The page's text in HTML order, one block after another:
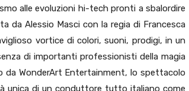
alle evoluzioni hi-tech pronti a sbalordire
da Alessio Masci con la regia di Francesca
vortice di colori, suoni, prodigi, in un
di importanti professionisti della magia
da WonderArt Entertainment, lo spettacolo
unica di un conduttore tutto italiano come